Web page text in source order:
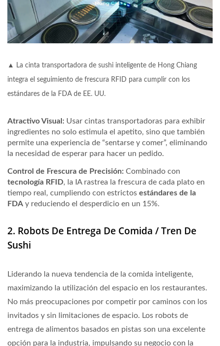
▲ La cinta transportadora de sushi inteligente de Hong Chiang
integra el seguimiento de frescura RFID para cumplir con los
estándares de la FDA de EE. UU.
Atractivo Visual: Usar cintas transportadoras para exhibir
ingredientes no solo estimula el apetito, sino que también
permite una experiencia de “sentarse y comer”, eliminando
la necesidad de esperar para hacer un pedido.
Control de Frescura de Precisión: Combinado con
tecnología RFID, la IA rastrea la frescura de cada plato en
tiempo real, cumpliendo con estrictos estándares de la
FDA y reduciendo el desperdicio en un 15%.
2. Robots De Entrega De Comida / Tren De
Sushi
Liderando la nueva tendencia de la comida inteligente,
maximizando la utilización del espacio en los restaurantes.
No más preocupaciones por competir por caminos con los
invitados y sin limitaciones de espacio. Los robots de
entrega de alimentos basados en pistas son una excelente
opción para la industria, impulsando su negocio con la